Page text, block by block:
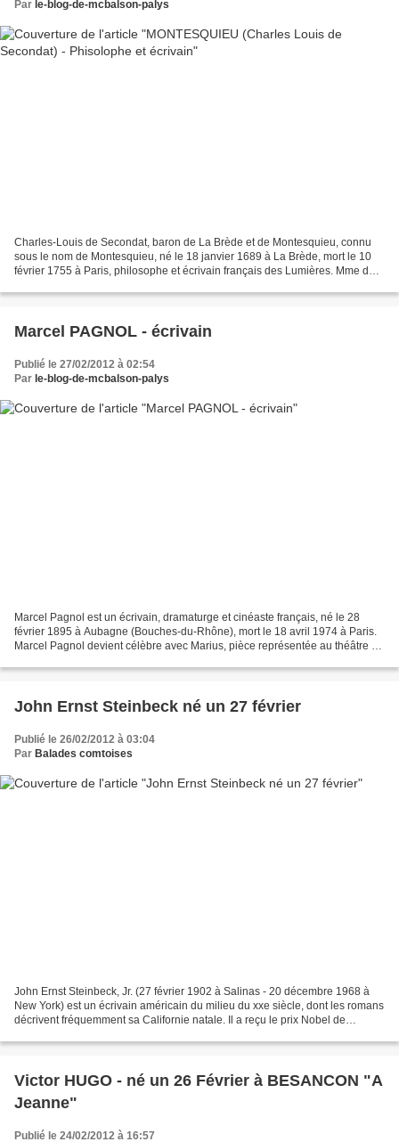
Par le-blog-de-mcbalson-palys
Charles-Louis de Secondat, baron de La Brède et de Montesquieu, connu
sous le nom de Montesquieu, né le 18 janvier 1689 à La Brède, mort le 10
février 1755 à Paris, philosophe et écrivain français des Lumières. Mme de
Marcel PAGNOL - écrivain
Publié le 27/02/2012 à 02:54
Par le-blog-de-mcbalson-palys
Marcel Pagnol est un écrivain, dramaturge et cinéaste français, né le 28
février 1895 à Aubagne (Bouches-du-Rhône), mort le 18 avril 1974 à Paris.
Marcel Pagnol devient célèbre avec Marius, pièce représentée au théâtre en
John Ernst Steinbeck né un 27 février
Publié le 26/02/2012 à 03:04
Par Balades comtoises
John Ernst Steinbeck, Jr. (27 février 1902 à Salinas - 20 décembre 1968 à
New York) est un écrivain américain du milieu du xxe siècle, dont les romans
décrivent fréquemment sa Californie natale. Il a reçu le prix Nobel de
Victor HUGO - né un 26 Février à BESANCON "A
Jeanne"
Publié le 24/02/2012 à 16:57